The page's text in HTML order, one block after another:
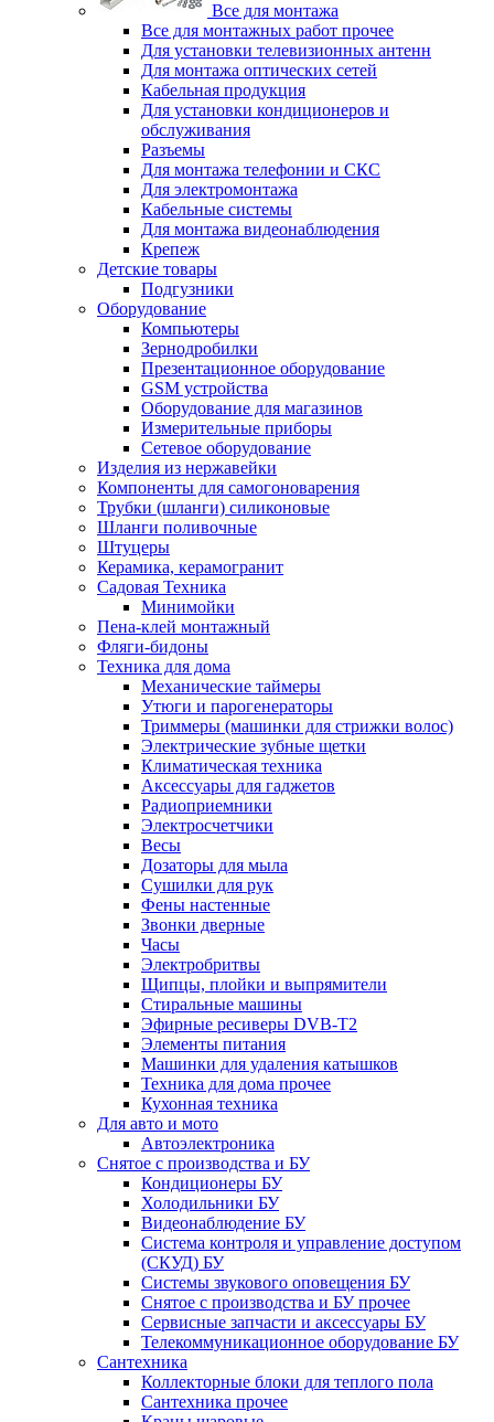
Все для монтажа
Все для монтажных работ прочее
Для установки телевизионных антенн
Для монтажа оптических сетей
Кабельная продукция
Для установки кондиционеров и
обслуживания
Разъемы
Для монтажа телефонии и СКС
Для электромонтажа
Кабельные системы
Для монтажа видеонаблюдения
Крепеж
Детские товары
Подгузники
Оборудование
Компьютеры
Зернодробилки
Презентационное оборудование
GSM устройства
Оборудование для магазинов
Измерительные приборы
Сетевое оборудование
Изделия из нержавейки
Компоненты для самогоноварения
Трубки (шланги) силиконовые
Шланги поливочные
Штуцеры
Керамика, керамогранит
Садовая Техника
Минимойки
Пена-клей монтажный
Фляги-бидоны
Техника для дома
Механические таймеры
Утюги и парогенераторы
Триммеры (машинки для стрижки волос)
Электрические зубные щетки
Климатическая техника
Аксессуары для гаджетов
Радиоприемники
Электросчетчики
Весы
Дозаторы для мыла
Сушилки для рук
Фены настенные
Звонки дверные
Часы
Электробритвы
Щипцы, плойки и выпрямители
Стиральные машины
Эфирные ресиверы DVB-T2
Элементы питания
Машинки для удаления катышков
Техника для дома прочее
Кухонная техника
Для авто и мото
Автоэлектроника
Снятое с производства и БУ
Кондиционеры БУ
Холодильники БУ
Видеонаблюдение БУ
Система контроля и управление доступом
(СКУД) БУ
Системы звукового оповещения БУ
Снятое с производства и БУ прочее
Сервисные запчасти и аксессуары БУ
Телекоммуникационное оборудование БУ
Сантехника
Коллекторные блоки для теплого пола
Сантехника прочее